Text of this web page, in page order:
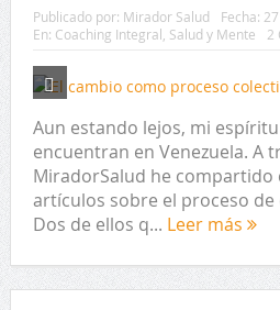
Publicado por: Mirador Salud Fecha:
En: Coaching Integral, Salud y Mente 2
Aun estando lejos, mi
encuentran en Venezuela. A
MiradorSalud he compartido
artículos sobre el proceso
Dos de ellos q... Leer más